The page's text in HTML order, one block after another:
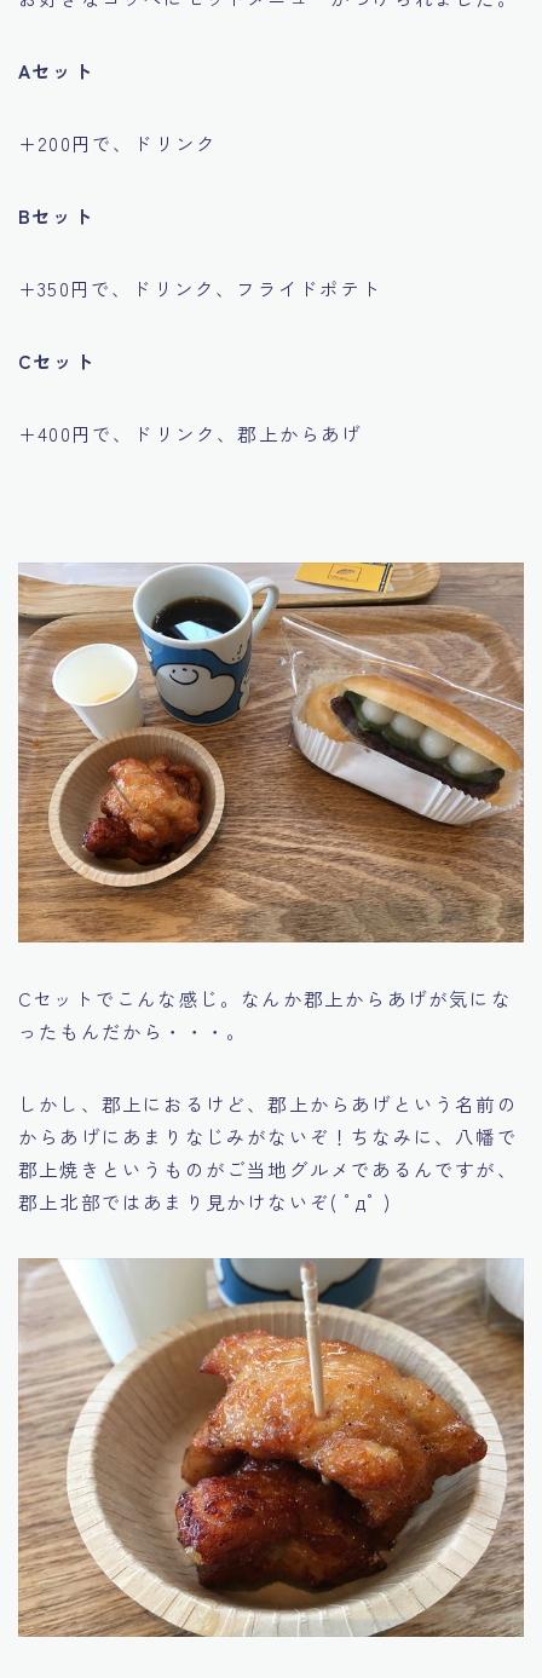
Aセット
+200円で、ドリンク
Bセット
+350円で、ドリンク、フライドポテト
Cセット
+400円で、ドリンク、郡上からあげ
Cセットでこんな感じ。なんか郡上からあげが気にな
ったもんだから・・・。
しかし、郡上におるけど、郡上からあげという名前の
からあげにあまりなじみがないぞ！ちなみに、八幡で
郡上焼きというものがご当地グルメであるんですが、
郡上北部ではあまり見かけないぞ( ﾟдﾟ )